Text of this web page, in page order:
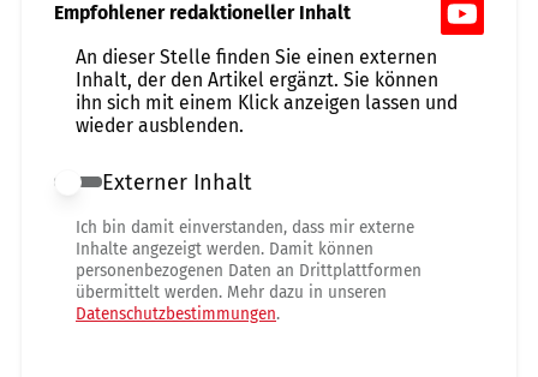
Empfohlener redaktioneller Inhalt
An dieser Stelle finden Sie einen externen
Inhalt, der den Artikel ergänzt. Sie können
ihn sich mit einem Klick anzeigen lassen und
wieder ausblenden.
Externer Inhalt erlauben
Externer Inhalt
Ich bin damit einverstanden, dass mir externe
Inhalte angezeigt werden. Damit können
personenbezogenen Daten an Drittplattformen
übermittelt werden. Mehr dazu in unseren
Datenschutzbestimmungen.